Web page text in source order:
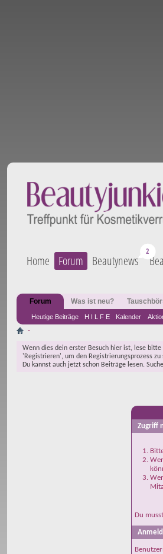
Home Forum Beautynews
Forum
Heutige Beiträge H I L F E Kalender
Was ist neu?
-
Wenn dies dein erster Besuch hier ist, lese bitte
'Registrieren', um den Registrierungsprozess
Du kannst auch jetzt schon Beiträge lesen.
-
Zugriff
Du musst